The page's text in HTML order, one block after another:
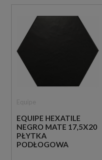
EQUIPE HEXATILE
NEGRO MATE 17,5X20
PŁYTKA
PODŁOGOWA